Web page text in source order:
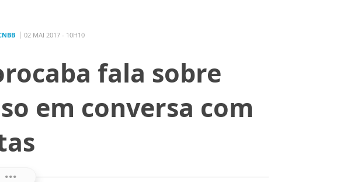
02 MAI 2017 - 10H10
fala sobre
em conversa com